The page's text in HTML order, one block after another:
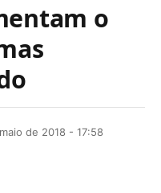
o
de 2018 - 17:58